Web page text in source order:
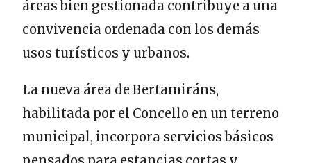
áreas bien gestionada contribuye a una
convivencia ordenada con los demás
usos turísticos y urbanos.
La nueva área de Bertamiráns,
habilitada por el Concello en un terreno
municipal, incorpora servicios básicos